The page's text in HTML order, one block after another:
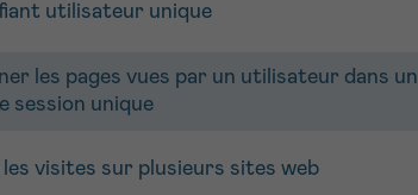
utilisateur unique
les pages vues par un utilisateur dans un
session unique
visites sur plusieurs sites web